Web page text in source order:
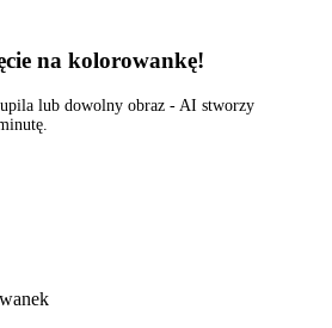
na kolorowankę!
lub dowolny obraz - AI stworzy